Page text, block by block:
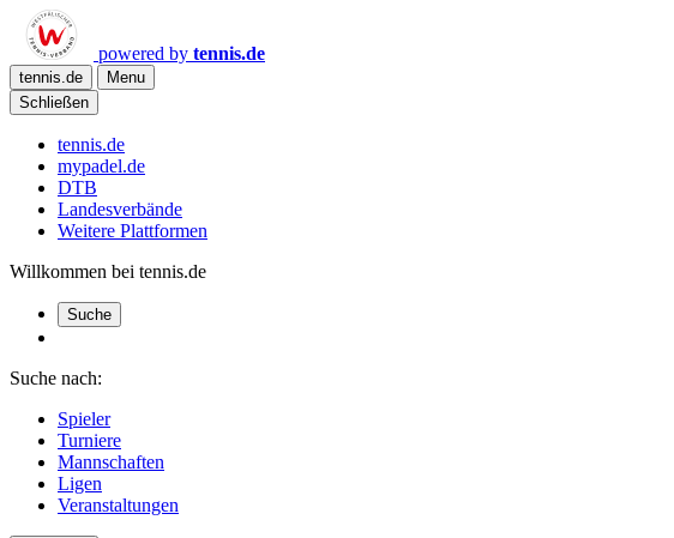
powered by tennis.de
tennis.de
Menu
Schließen
tennis.de
mypadel.de
DTB
Landesverbände
Weitere Plattformen
Willkommen bei tennis.de
Suche
Suche nach:
Spieler
Turniere
Mannschaften
Ligen
Veranstaltungen